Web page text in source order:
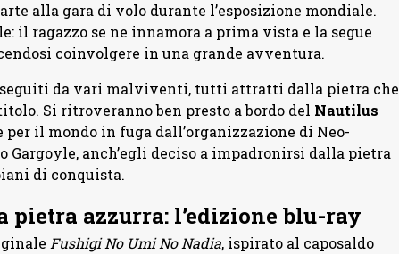
alla gara di volo durante l’esposizione mondiale.
il ragazzo se ne innamora a prima vista e la segue
coinvolgere in una grande avventura.
da vari malviventi, tutti attratti dalla pietra che
Si ritroveranno ben presto a bordo del Nautilus
per il mondo in fuga dall’organizzazione di Neo-
anch’egli deciso a impadronirsi dalla pietra
di conquista.
azzurra: l’edizione blu-ray
Fushigi No Umi No Nadia, ispirato al caposaldo